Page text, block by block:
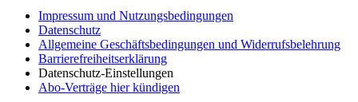
Impressum und Nutzungsbedingungen
Datenschutz
Allgemeine Geschäftsbedingungen und Widerrufsbelehrung
Barrierefreiheitserklärung
Datenschutz-Einstellungen
Abo-Verträge hier kündigen